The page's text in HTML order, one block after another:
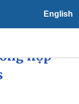
English
Tô
hợp